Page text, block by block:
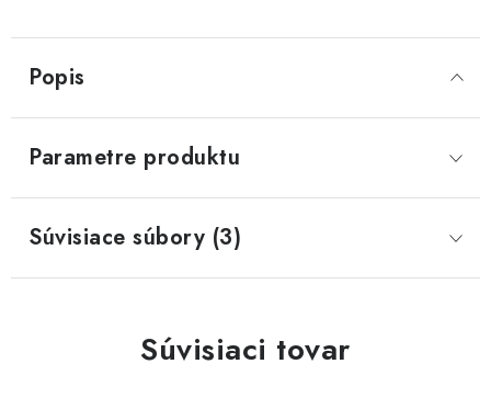
Popis
Parametre produktu
Súvisiace súbory (3)
Súvisiaci tovar